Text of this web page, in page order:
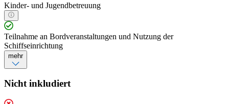
Kinder- und Jugendbetreuung
Teilnahme an Bordveranstaltungen und Nutzung der
Schiffseinrichtung
mehr
Nicht inkludiert